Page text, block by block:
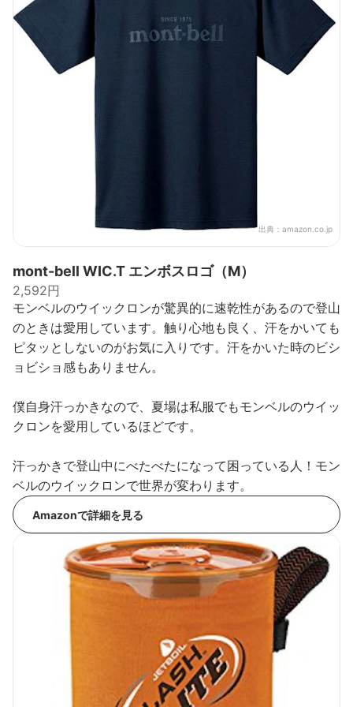
出典： amazon.co.jp
mont-bell WIC.T エンボスロゴ（M）
2,592円
モンベルのウイックロンが驚異的に速乾性があるので登山
のときは愛用しています。触り心地も良く、汗をかいても
ピタッとしないのがお気に入りです。汗をかいた時のビシ
ョビショ感もありません。
僕自身汗っかきなので、夏場は私服でもモンベルのウイッ
クロンを愛用しているほどです。
汗っかきで登山中にべたべたになって困っている人！モン
ベルのウイックロンで世界が変わります。
Amazonで詳細を見る